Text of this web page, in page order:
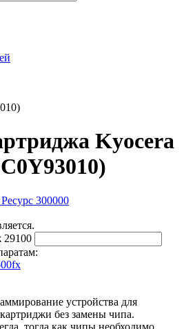
Kyocera
Ресурс 300000
29100
устройства для
без замены чипа.
тогда как чипы необходимо